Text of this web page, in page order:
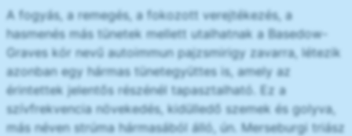
A fogyás, a remegés, a fokozott verejtékezés, a
hasmenés más tünetek mellett utalhatnak a Basedow-
Graves kór nevű autoimmun pajzsmirigy zavarra, létezik
azonban egy hármas tünetegyüttes is, amely az
érintettek jelentős részénél tapasztalható. Ez a
szívfrekvencia növekedés, kidülledő szemek és golyva,
más néven strúma hármasából álló, ún. Merseburgi triász